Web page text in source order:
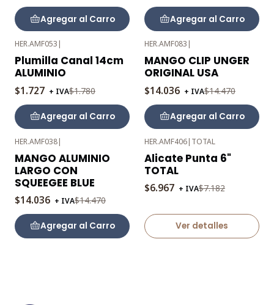
Agregar al Carro Agregar al Carro
-3%
OFF
HER.AMF053 |
Plumilla Canal 14cm
ALUMINIO
$1.727 + IVA$1.780
Agregar al Carro
-3%
OFF
HER.AMF083 |
MANGO CLIP UNGER
ORIGINAL USA
$14.036 + IVA$14.470
Agregar al Carro
-3%
OFF
HER.AMF038|
MANGO ALUMINIO
LARGO CON
SQUEEGEE BLUE
$14.036 + IVA$14.470
Agregar al Carro
-3%
OFF
HER.AMF406| TOTAL
Alicate Punta 6"
TOTAL
$6.967 + IVA$7.182
Ver detalles